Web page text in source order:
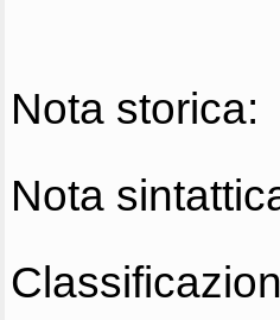
Nota storica:
Nota